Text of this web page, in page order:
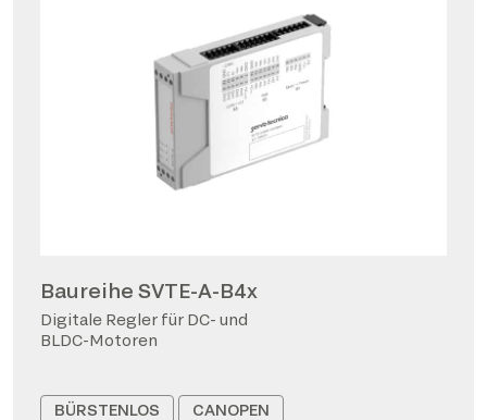
Baureihe SVTE-A-B4x
Digitale Regler für DC- und
BLDC-Motoren
BÜRSTENLOS
CANOPEN